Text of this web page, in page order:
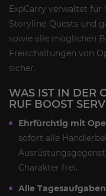
ExpCarry verwaltet für
Storyline-Quests und
sowie alle möglichen
Freischaltungen von
sicher.
WAS IST IN DER
RUF BOOST
Ehrfürchtig mit
sofort alle
Charakter frei.
Alle